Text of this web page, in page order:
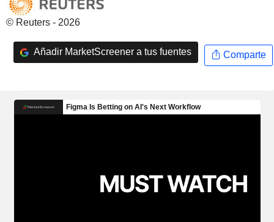
© Reuters - 2026
Añadir MarketScreener a tus fuentes Comparte